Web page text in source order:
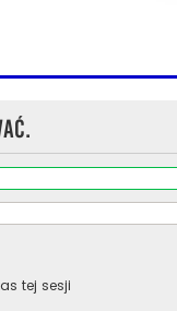
tej sesji